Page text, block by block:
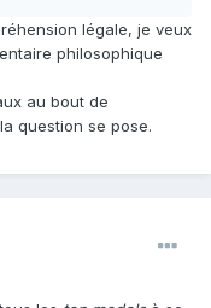
légale, je veux
philosophique
au bout de
question se pose.